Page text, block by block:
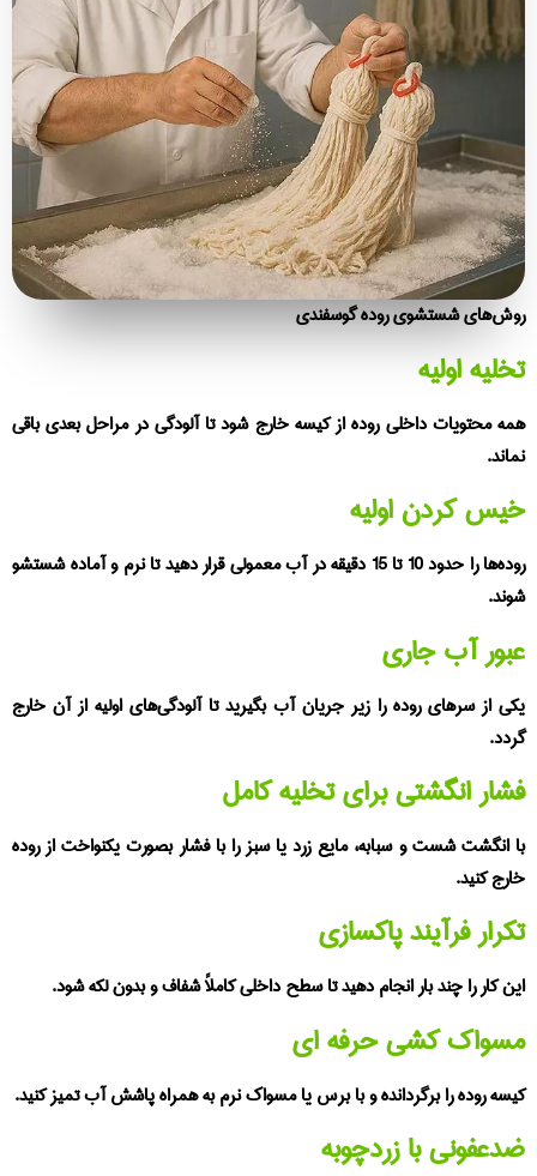
شستشوی روده گوسفندی
اولیه
محتویات داخلی روده از کیسه خارج شود تا آلودگی در مراحل بعدی باقی
کردن اولیه
روده‌ها را حدود 10 تا 15 دقیقه در آب معمولی قرار دهید تا نرم و آماده شستشو
آب جاری
از سرهای روده را زیر جریان آب بگیرید تا آلودگی‌های اولیه از آن خارج
انگشتی برای تخلیه کامل
انگشت شست و سبابه، مایع زرد یا سبز را با فشار بصورت یکنواخت از روده
کنید.
فرآیند پاکسازی
کار را چند بار انجام دهید تا سطح داخلی کاملاً شفاف و بدون لکه شود.
کشی حرفه‌ ای
روده را برگردانده و با برس یا مسواک نرم به همراه پاشش آب تمیز کنید.
با زردچوبه